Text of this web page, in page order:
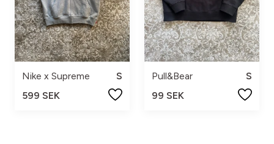
Nike x Supreme
S
599 SEK
Pull&Bear
S
99 SEK